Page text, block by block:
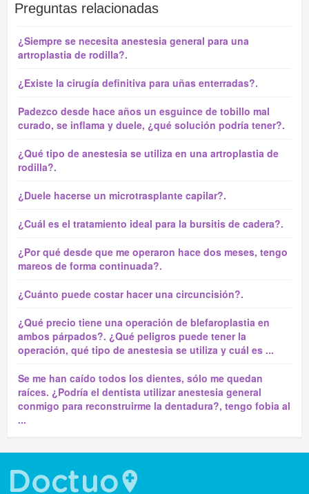
Preguntas relacionadas
¿Siempre se necesita anestesia general para una
artroplastia de rodilla?.
¿Existe la cirugía definitiva para uñas enterradas?.
Padezco desde hace años un esguince de tobillo mal
curado, se inflama y duele, ¿qué solución podría tener?.
¿Qué tipo de anestesia se utiliza en una artroplastia de
rodilla?.
¿Duele hacerse un microtrasplante capilar?.
¿Cuál es el tratamiento ideal para la bursitis de cadera?.
¿Por qué desde que me operaron hace dos meses, tengo
mareos de forma continuada?.
¿Cuánto puede costar hacer una circuncisión?.
¿Qué precio tiene una operación de blefaroplastia en
ambos párpados?. ¿Qué peligros puede tener la
operación, qué tipo de anestesia se utiliza y cuál es ...
Se me han caído todos los dientes, sólo me quedan
raíces. ¿Podría el dentista utilizar anestesia general
conmigo para reconstruirme la dentadura?, tengo fobia al
...